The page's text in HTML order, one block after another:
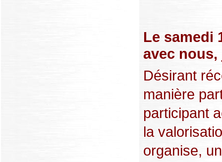
Le samedi
avec
Désirant
manière
participant
la
organise,